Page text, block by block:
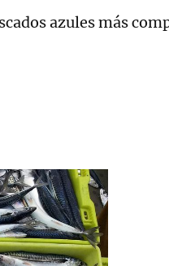
azules más